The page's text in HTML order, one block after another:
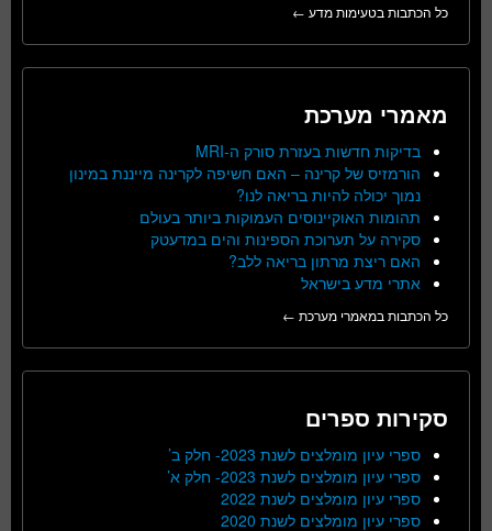
כל הכתבות בטעימות מדע ←
מאמרי מערכת
בדיקות חדשות בעזרת סורק ה-MRI
הורמזיס של קרינה – האם חשיפה לקרינה מייננת במינון
נמוך יכולה להיות בריאה לנו?
תהומות האוקיינוסים העמוקות ביותר בעולם
סקירה על תערוכת הספינות והים במדעטק
האם ריצת מרתון בריאה ללב?
אתרי מדע בישראל
כל הכתבות במאמרי מערכת ←
סקירות ספרים
ספרי עיון מומלצים לשנת 2023- חלק ב’
ספרי עיון מומלצים לשנת 2023- חלק א’
ספרי עיון מומלצים לשנת 2022
ספרי עיון מומלצים לשנת 2020